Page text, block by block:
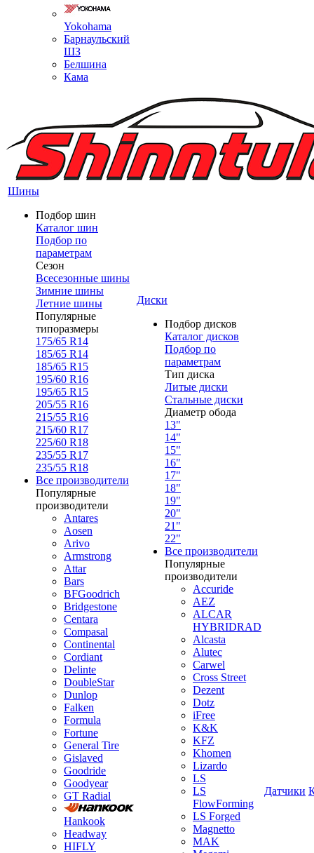
Yokohama
Барнаульский
ШЗ
Белшина
Кама
Шины
Подбор шин
Каталог шин
Подбор по
параметрам
Сезон
Всесезонные шины
Зимние шины
Летние шины
Популярные
типоразмеры
175/65 R14
185/65 R14
185/65 R15
195/60 R16
195/65 R15
205/55 R16
215/55 R16
215/60 R17
225/60 R18
235/55 R17
235/55 R18
Все производители
Популярные
производители
Antares
Aosen
Arivo
Armstrong
Attar
Bars
BFGoodrich
Bridgestone
Centara
Compasal
Continental
Cordiant
Delinte
DoubleStar
Dunlop
Falken
Formula
Fortune
General Tire
Gislaved
Goodride
Goodyear
GT Radial
Hankook
Headway
HIFLY
Диски
Подбор дисков
Каталог дисков
Подбор по
параметрам
Тип диска
Литые диски
Стальные диски
Диаметр обода
13"
14"
15"
16"
17"
18"
19"
20"
21"
22"
Все производители
Популярные
производители
Accuride
AEZ
ALCAR
HYBRIDRAD
Alcasta
Alutec
Carwel
Cross Street
Dezent
Dotz
iFree
K&K
KFZ
Khomen
Lizardo
LS
LS
FlowForming
LS Forged
Magnetto
MAK
Датчики